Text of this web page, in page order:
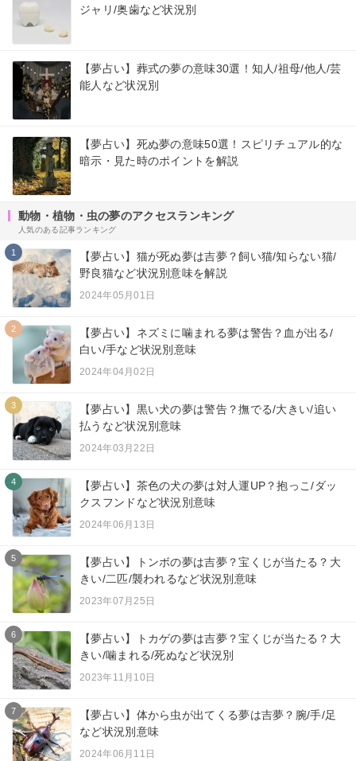
ジャリ/奥歯など状況別
【夢占い】葬式の夢の意味30選！知人/祖母/他人/芸
能人など状況別
【夢占い】死ぬ夢の意味50選！スピリチュアル的な
暗示・見た時のポイントを解説
動物・植物・虫の夢のアクセスランキング
人気のある記事ランキング
1
【夢占い】猫が死ぬ夢は吉夢？飼い猫/知らない猫/
野良猫など状況別意味を解説
2024年05月01日
2
【夢占い】ネズミに噛まれる夢は警告？血が出る/
白い/手など状況別意味
2024年04月02日
3
【夢占い】黒い犬の夢は警告？撫でる/大きい/追い
払うなど状況別意味
2024年03月22日
4
【夢占い】茶色の犬の夢は対人運UP？抱っこ/ダッ
クスフンドなど状況別意味
2024年06月13日
5
【夢占い】トンボの夢は吉夢？宝くじが当たる？大
きい/二匹/襲われるなど状況別意味
2023年07月25日
6
【夢占い】トカゲの夢は吉夢？宝くじが当たる？大
きい/噛まれる/死ぬなど状況別
2023年11月10日
7
【夢占い】体から虫が出てくる夢は吉夢？腕/手/足
など状況別意味
2024年06月11日